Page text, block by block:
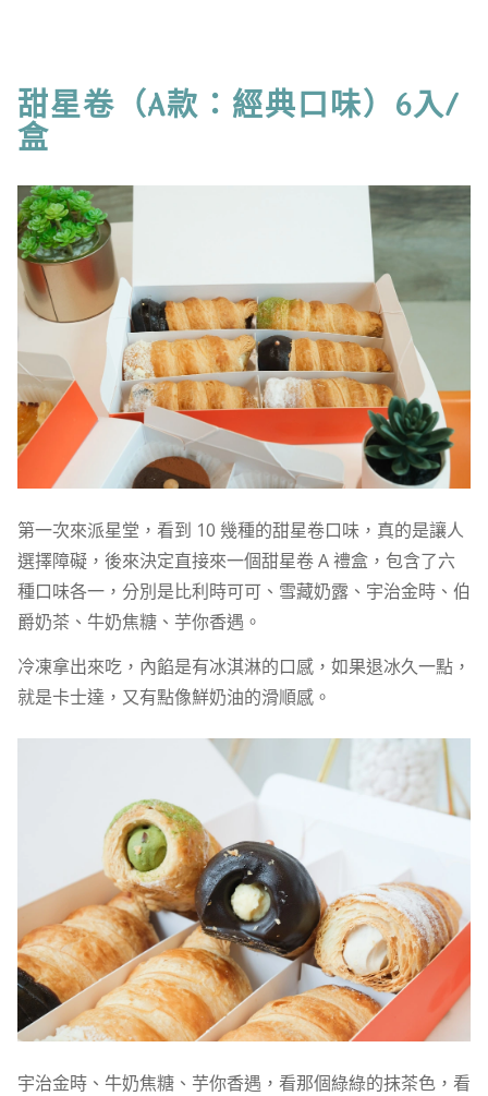
甜星卷（A款：經典口味）6入/
盒
第一次來派星堂，看到 10 幾種的甜星卷口味，真的是讓人
選擇障礙，後來決定直接來一個甜星卷 A 禮盒，包含了六
種口味各一，分別是比利時可可、雪藏奶露、宇治金時、伯
爵奶茶、牛奶焦糖、芋你香遇。
冷凍拿出來吃，內餡是有冰淇淋的口感，如果退冰久一點，
就是卡士達，又有點像鮮奶油的滑順感。
宇治金時、牛奶焦糖、芋你香遇，看那個綠綠的抹茶色，看